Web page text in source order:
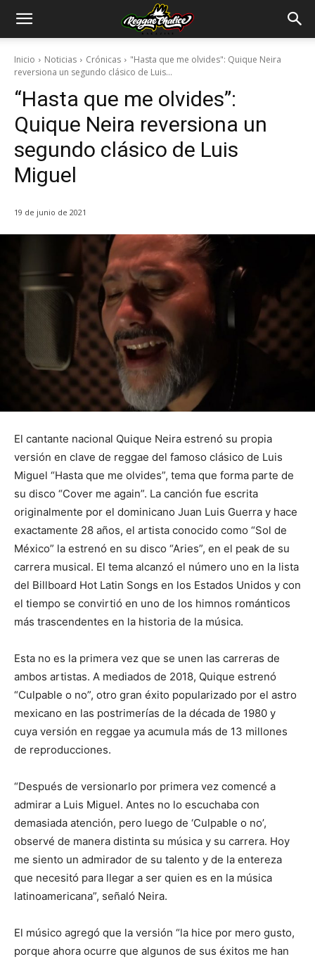
Inicio Noticias Crónicas
"Hasta que me olvides": Quique Neira
reversiona un segundo clásico de Luis...
“Hasta que me olvides”:
Quique Neira reversiona un
segundo clásico de Luis
Miguel
19 de junio de 2021
El cantante nacional Quique Neira estrenó su propia
versión en clave de reggae del famoso clásico de Luis
Miguel “Hasta que me olvides”, tema que forma parte de
su disco “Cover me again”. La canción fue escrita
originalmente por el dominicano Juan Luis Guerra y hace
exactamente 28 años, el artista conocido como “Sol de
México” la estrenó en su disco “Aries”, en el peak de su
carrera musical. El tema alcanzó el número uno en la lista
del Billboard Hot Latin Songs en los Estados Unidos y con
el tiempo se convirtió en uno de los himnos románticos
más trascendentes en la historia de la música.
Esta no es la primera vez que se unen las carreras de
ambos artistas. A mediados de 2018, Quique estrenó
“Culpable o no”, otro gran éxito popularizado por el astro
mexicano en las postrimerías de la década de 1980 y
cuya versión en reggae ya acumula más de 13 millones
de reproducciones.
“Después de versionarlo por primera vez comencé a
admirar a Luis Miguel. Antes no lo escuchaba con
demasiada atención, pero luego de ‘Culpable o no’,
observé de manera distinta su música y su carrera. Hoy
me siento un admirador de su talento y de la entereza
que necesitó para llegar a ser quien es en la música
latinoamericana”, señaló Neira.
El músico agregó que la versión “la hice por mero gusto,
porque ahora ocurre que algunos de sus éxitos me han